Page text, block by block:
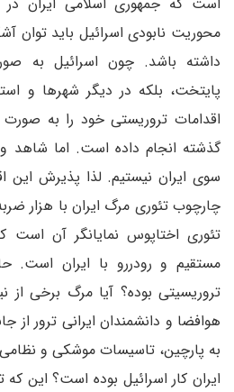
محوریت نابودی اسرائیل باید توان
داشته باشد. چون اسرائیل به
پایتخت، بلکه در دیگر شهرها و
اقدامات تروریستی خود را به
گذشته انجام داده است. اما
سوی ایران نیستیم. لذا پذیرش این
چارچوب تئوری مرگ ایران با هزار
تئوری اختاپوس نمایانگر آن است
مستقیم و رودررو با ایران است.
تروریسیتی بوده؟ آیا مرگ برخی از
هوافضا و دانشمندان ایرانی ترور از
به پارچین، تاسیسات موشکی و
ایران کار اسرائیل بوده است؟ این